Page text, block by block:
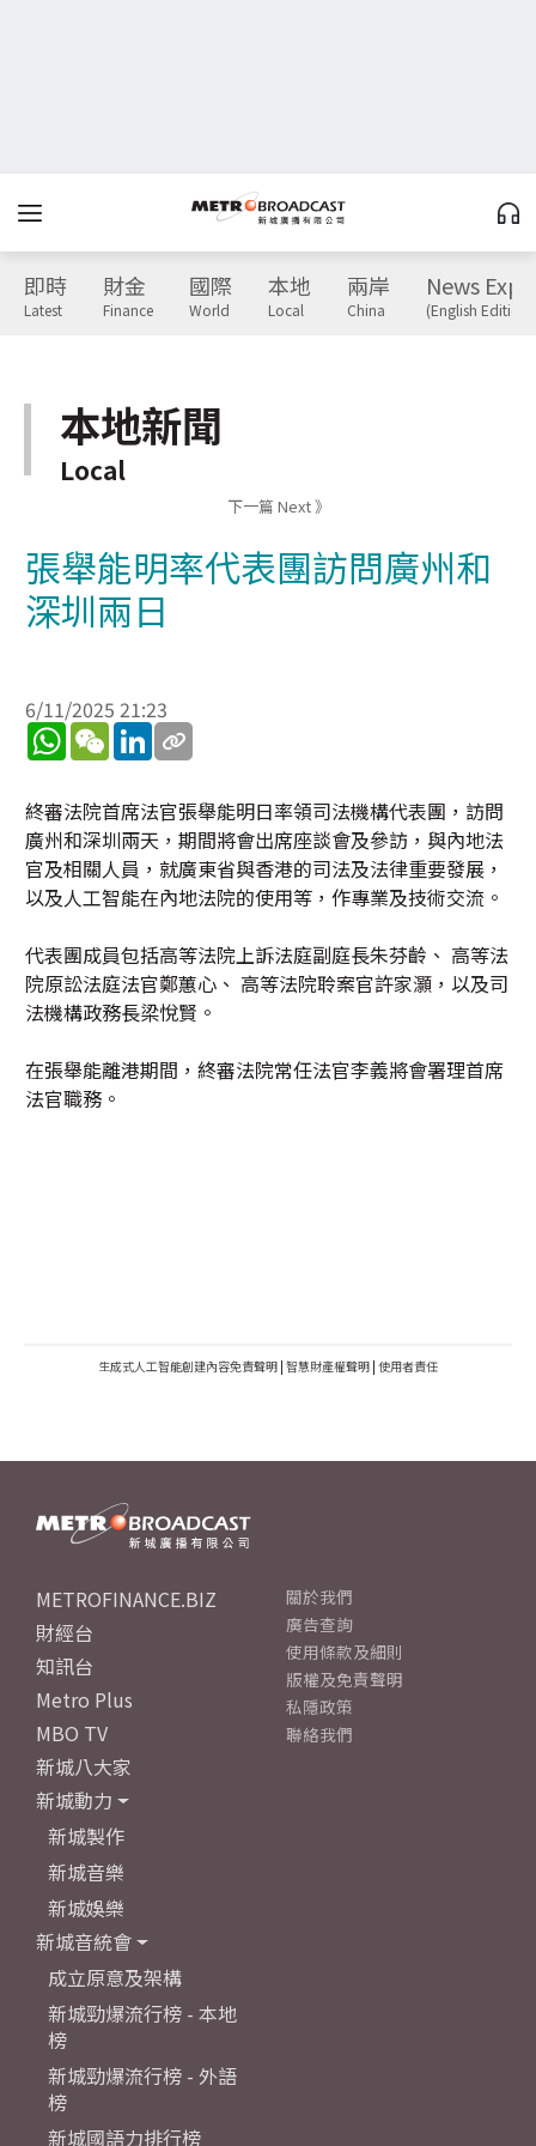
即時
Latest
財金
Finance
國際
World
本地
Local
兩岸
China
News
(English Edition)
本地新聞
Local
下一篇 Next 》
張舉能明率代表團訪問廣州和
深圳兩日
6/11/2025 21:23
WhatsApp
WeChatLinkedIn
終審法院首席法官張舉能明日率領司法機構代表團，訪問
廣州和深圳兩天，期間將會出席座談會及參訪，與內地法
官及相關人員，就廣東省與香港的司法及法律重要發展，
以及人工智能在內地法院的使用等，作專業及技術交流。
代表團成員包括高等法院上訴法庭副庭長朱芬齡、 高等法
院原訟法庭法官鄭蕙心、 高等法院聆案官許家灝，以及司
法機構政務長梁悅賢。
在張舉能離港期間，終審法院常任法官李義將會署理首席
法官職務。
生成式人工智能創建內容免責聲明 | 智慧財產權聲明 | 使用者責任
METROFINANCE.BIZ
財經台
知訊台
Metro Plus
MBO TV
新城八大家
新城動力
新城製作
新城音樂
新城娛樂
新城音統會
成立原意及架構
新城勁爆流行榜 - 本地
榜
新城勁爆流行榜 - 外語
榜
新城國語力排行榜
關於我們
廣告查詢
使用條款及細則
版權及免責聲明
私隱政策
聯絡我們